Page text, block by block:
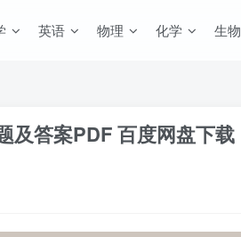
英语 物理 化学 生物
及答案PDF 百度网盘下载